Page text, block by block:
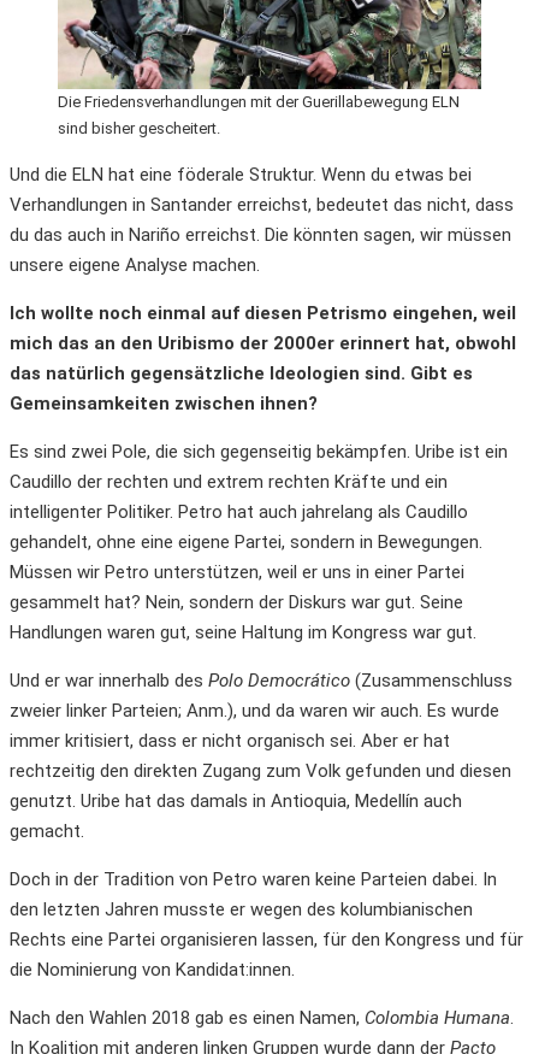
Die Friedensverhandlungen mit der Guerillabewegung ELN
sind bisher gescheitert.
Und die ELN hat eine föderale Struktur. Wenn du etwas bei
Verhandlungen in Santander erreichst, bedeutet das nicht, dass
du das auch in Nariño erreichst. Die könnten sagen, wir müssen
unsere eigene Analyse machen.
Ich wollte noch einmal auf diesen Petrismo eingehen, weil
mich das an den Uribismo der 2000er erinnert hat, obwohl
das natürlich gegensätzliche Ideologien sind. Gibt es
Gemeinsamkeiten zwischen ihnen?
Es sind zwei Pole, die sich gegenseitig bekämpfen. Uribe ist ein
Caudillo der rechten und extrem rechten Kräfte und ein
intelligenter Politiker. Petro hat auch jahrelang als Caudillo
gehandelt, ohne eine eigene Partei, sondern in Bewegungen.
Müssen wir Petro unterstützen, weil er uns in einer Partei
gesammelt hat? Nein, sondern der Diskurs war gut. Seine
Handlungen waren gut, seine Haltung im Kongress war gut.
Und er war innerhalb des Polo Democrático (Zusammenschluss
zweier linker Parteien; Anm.), und da waren wir auch. Es wurde
immer kritisiert, dass er nicht organisch sei. Aber er hat
rechtzeitig den direkten Zugang zum Volk gefunden und diesen
genutzt. Uribe hat das damals in Antioquia, Medellín auch
gemacht.
Doch in der Tradition von Petro waren keine Parteien dabei. In
den letzten Jahren musste er wegen des kolumbianischen
Rechts eine Partei organisieren lassen, für den Kongress und für
die Nominierung von Kandidat:innen.
Nach den Wahlen 2018 gab es einen Namen, Colombia Humana.
In Koalition mit anderen linken Gruppen wurde dann der Pacto